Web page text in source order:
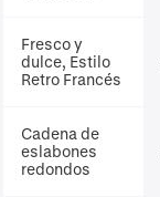
Fresco y
dulce, Estilo
Retro Francés
Cadena de
eslabones
redondos